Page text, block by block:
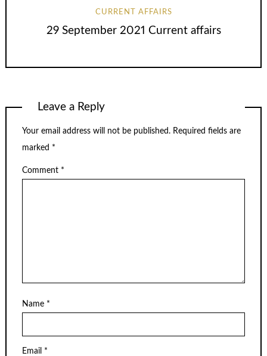
CURRENT AFFAIRS
29 September 2021 Current affairs
Leave a Reply
Your email address will not be published. Required fields are
marked *
Comment *
Name *
Email *